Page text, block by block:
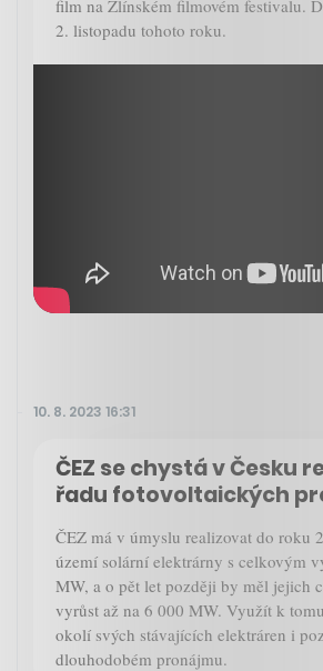
film na Zlínském filmovém festivalu.
2. listopadu tohoto roku.
10. 8. 2023 16:31
ČEZ se chystá v Česku
řadu fotovoltaických
ČEZ má v úmyslu realizovat do roku
území solární elektrárny s celkovým
MW, a o pět let později by měl jejich
vyrůst až na 6 000 MW. Využít k
okolí svých stávajících elektráren i
dlouhodobém pronájmu.